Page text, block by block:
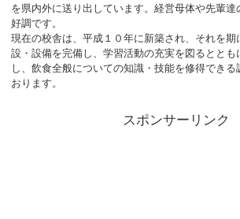
を県内外に送り出しています。経営母体や先輩達
好調です。
現在の校舎は、平成１０年に新築され、それを
設・設備を完備し、学習活動の充実を図るとと
し、飲食全般についての知識・技能を修得でき
おります。
スポンサーリンク